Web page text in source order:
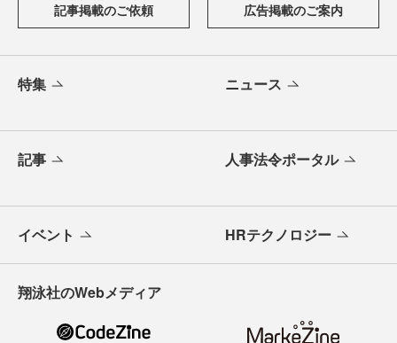
記事掲載のご依頼 広告掲載のご案内
特集 ニュース
記事 人事法令ポータル
イベント HRテクノロジー
翔泳社のWebメディア